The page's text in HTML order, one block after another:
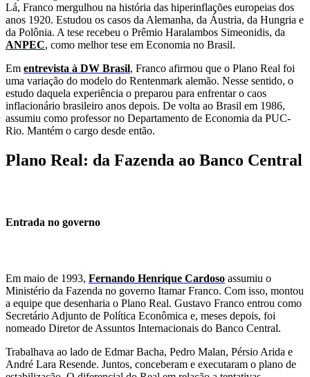
Lá, Franco mergulhou na história das hiperinflações europeias dos
anos 1920. Estudou os casos da Alemanha, da Áustria, da Hungria e
da Polônia. A tese recebeu o Prêmio Haralambos Simeonidis, da
ANPEC, como melhor tese em Economia no Brasil.
Em entrevista à DW Brasil, Franco afirmou que o Plano Real foi
uma variação do modelo do Rentenmark alemão. Nesse sentido, o
estudo daquela experiência o preparou para enfrentar o caos
inflacionário brasileiro anos depois. De volta ao Brasil em 1986,
assumiu como professor no Departamento de Economia da PUC-
Rio. Mantém o cargo desde então.
Plano Real: da Fazenda ao Banco Central
Entrada no governo
Em maio de 1993, Fernando Henrique Cardoso assumiu o
Ministério da Fazenda no governo Itamar Franco. Com isso, montou
a equipe que desenharia o Plano Real. Gustavo Franco entrou como
Secretário Adjunto de Política Econômica e, meses depois, foi
nomeado Diretor de Assuntos Internacionais do Banco Central.
Trabalhava ao lado de Edmar Bacha, Pedro Malan, Pérsio Arida e
André Lara Resende. Juntos, conceberam e executaram o plano de